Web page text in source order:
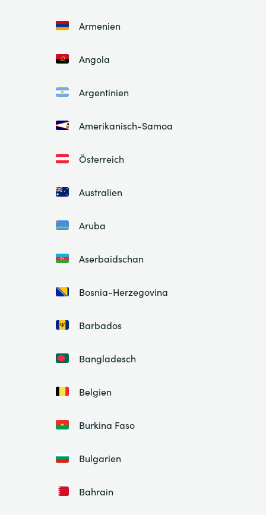
Armenien
Angola
Argentinien
Amerikanisch-Samoa
Österreich
Australien
Aruba
Aserbaidschan
Bosnia-Herzegovina
Barbados
Bangladesch
Belgien
Burkina Faso
Bulgarien
Bahrain